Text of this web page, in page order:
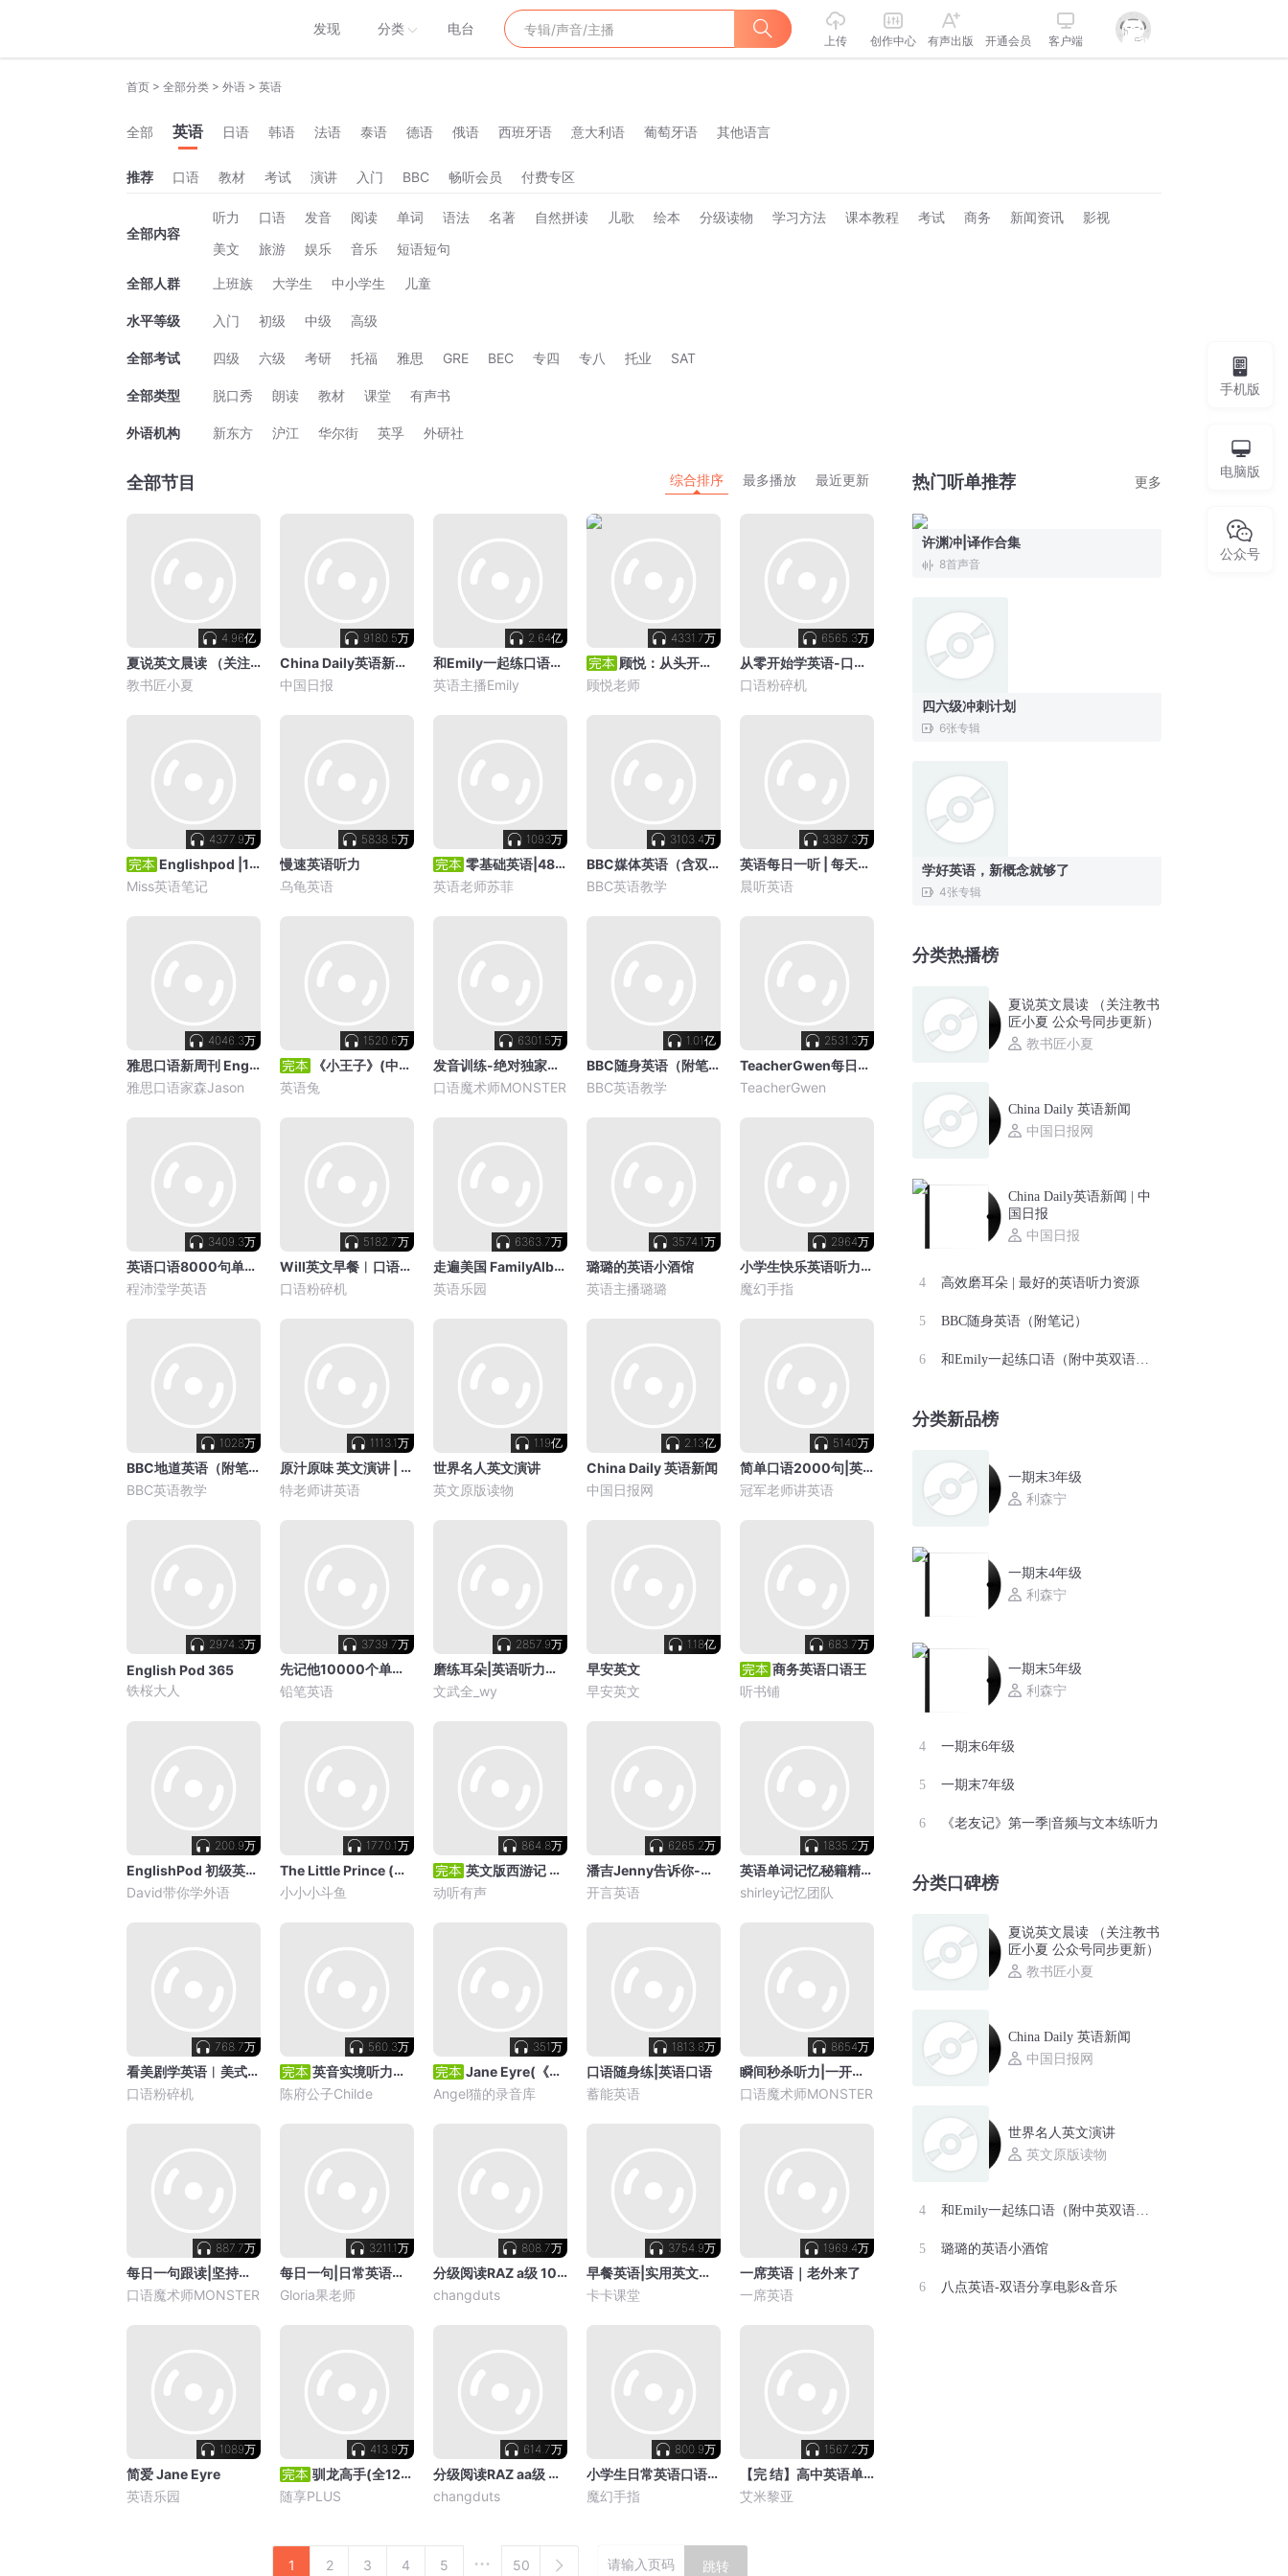
发现 分类 电台
上传 创作中心 有声出版 开通会员 客户端
首页 > 全部分类 > 外语 > 英语
全部 英语 日语 韩语 法语 泰语 德语 俄语 西班牙语 意大利语 葡萄牙语 其他语言
推荐 口语 教材 考试 演讲 入门 BBC 畅听会员 付费专区
全部内容
听力 口语 发音 阅读 单词 语法 名著 自然拼读 儿歌 绘本 分级读物 学习方法 课本教程 考试 商务 新闻资讯
影视
美文
旅游 娱乐 音乐 短语短句
全部人群 上班族 大学生 中小学生 儿童
水平等级 入门 初级 中级 高级
全部考试 四级 六级 考研 托福 雅思 GRE BEC 专四 专八 托业 SAT
全部类型 脱口秀 朗读 教材 课堂 有声书
外语机构 新东方 沪江 华尔街 英孚 外研社
全部节目 综合排序 最多播放 最近更新
4.96亿
夏说英文晨读 （关注教书匠小夏 公众号同步更新）
教书匠小夏
9180.5万
China Daily英语新闻 | 中国日报
中国日报
2.64亿
和Emily一起练口语（附中英双语字幕）
英语主播Emily
4331.7万
顾悦：从头开始学英语 | 英语口语零基础入门必备
顾悦老师
6565.3万
从零开始学英语-口语快速提高
口语粉碎机
4377.9万
Englishpod |1-365期完|带字幕和翻译
Miss英语笔记
5838.5万
慢速英语听力
乌龟英语
1093万
零基础英语|48个英语音标轻松学
英语老师苏菲
3103.4万
BBC媒体英语（含双语笔记）
BBC英语教学
3387.3万
英语每日一听 | 每天少于5分钟
晨听英语
4046.3万
雅思口语新周刊 English Podcast
雅思口语家森Jason
1520.6万
《小王子》(中英双语) (英语兔版)
英语兔
6301.5万
发音训练-绝对独家揭秘
口语魔术师MONSTER
1.01亿
BBC随身英语（附笔记）
BBC英语教学
2531.3万
TeacherGwen每日早读
TeacherGwen
3409.3万
英语口语8000句单句5遍循环版-1
程沛滢学英语
5182.7万
Will英文早餐︳口语听力发音词汇全面提升
口语粉碎机
6363.7万
走遍美国 FamilyAlbumU.S.A-学英语口语
英语乐园
3574.1万
璐璐的英语小酒馆
英语主播璐璐
2964万
小学生快乐英语听力100篇
魔幻手指
1028万
BBC地道英语（附笔记）
BBC英语教学
1113.1万
原汁原味 英文演讲 | 附演讲稿
特老师讲英语
1.19亿
世界名人英文演讲
英文原版读物
2.13亿
China Daily 英语新闻
中国日报网
5140万
简单口语2000句|英语口语脱口而出
冠军老师讲英语
2974.3万
English Pod 365
铁桜大人
3739.7万
先记他10000个单词-英语单词精选
铅笔英语
2857.9万
磨练耳朵|英语听力每日五分钟
文武全_wy
1.18亿
早安英文
早安英文
683.7万
商务英语口语王
听书铺
200.9万
EnglishPod 初级英语口语播客 附双语文本
David带你学外语
1770.1万
The Little Prince (小王子) 英文版
小小小斗鱼
864.8万
英文版西游记 （带字幕）108集全
动听有声
6265.2万
潘吉Jenny告诉你-学英语聊美国
开言英语
1835.2万
英语单词记忆秘籍精选50000词跟着学（帮你牢记）
shirley记忆团队
768.7万
看美剧学英语︳美式发音精讲
口语粉碎机
560.3万
英音实境听力口语—听见英国
陈府公子Childe
351万
Jane Eyre(《简爱》英文完整版，由Juliet Stevenson朗读)
Angel猫的录音库
1813.8万
口语随身练|英语口语
蓄能英语
8654万
瞬间秒杀听力|一开口让人震撼
口语魔术师MONSTER
887.7万
每日一句跟读|坚持打卡
口语魔术师MONSTER
3211.1万
每日一句|日常英语口语
Gloria果老师
808.7万
分级阅读RAZ a级 100个音频 3-6岁英语启蒙
changduts
3754.9万
早餐英语|实用英文口语
卡卡课堂
1969.4万
一席英语｜老外来了
一席英语
1089万
简爱 Jane Eyre
英语乐园
413.9万
驯龙高手(全12集) How To Train Your Dragon
随享PLUS
614.7万
分级阅读RAZ aa级 每句三遍 磨耳朵音频 3-6岁英语启蒙
changduts
800.9万
小学生日常英语口语会话100篇
魔幻手指
1567.2万
【完 结】高中英语单词3500拼读磨耳朵|高考英语
艾米黎亚
1 2 3 4 5 50 跳转
热门听单推荐 更多
许渊冲|译作合集
8首声音
四六级冲刺计划
6张专辑
学好英语，新概念就够了
4张专辑
分类热播榜
夏说英文晨读 （关注教书
匠小夏 公众号同步更新）
教书匠小夏
China Daily 英语新闻
中国日报网
China Daily英语新闻 | 中
国日报
中国日报
高效磨耳朵 | 最好的英语听力资源
BBC随身英语（附笔记）
和Emily一起练口语（附中英双语字幕）
分类新品榜
一期末3年级
利森宁
一期末4年级
利森宁
一期末5年级
利森宁
一期末6年级
一期末7年级
《老友记》第一季|音频与文本练听力
分类口碑榜
夏说英文晨读 （关注教书
匠小夏 公众号同步更新）
教书匠小夏
China Daily 英语新闻
中国日报网
世界名人英文演讲
英文原版读物
和Emily一起练口语（附中英双语字幕）
璐璐的英语小酒馆
八点英语-双语分享电影&音乐
手机版
电脑版
公众号